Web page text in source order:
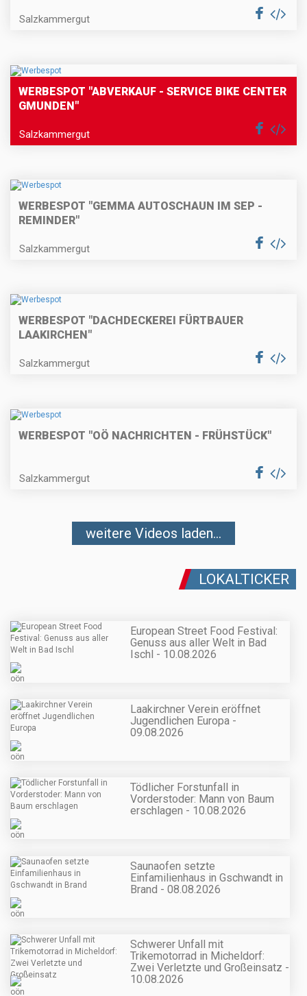
Salzkammergut
WERBESPOT "ABVERKAUF - SERVICE BIKE CENTER
GMUNDEN"
Salzkammergut
WERBESPOT "GEMMA AUTOSCHAUN IM SEP -
REMINDER"
Salzkammergut
WERBESPOT "DACHDECKEREI FÜRTBAUER
LAAKIRCHEN"
Salzkammergut
WERBESPOT "OÖ NACHRICHTEN - FRÜHSTÜCK"
Salzkammergut
weitere Videos laden...
LOKALTICKER
European Street Food Festival:
Genuss aus aller Welt in Bad
Ischl - 10.08.2026
Laakirchner Verein eröffnet
Jugendlichen Europa -
09.08.2026
Tödlicher Forstunfall in
Vorderstoder: Mann von Baum
erschlagen - 10.08.2026
Saunaofen setzte
Einfamilienhaus in Gschwandt in
Brand - 08.08.2026
Schwerer Unfall mit
Trikemotorrad in Micheldorf:
Zwei Verletzte und Großeinsatz -
10.08.2026